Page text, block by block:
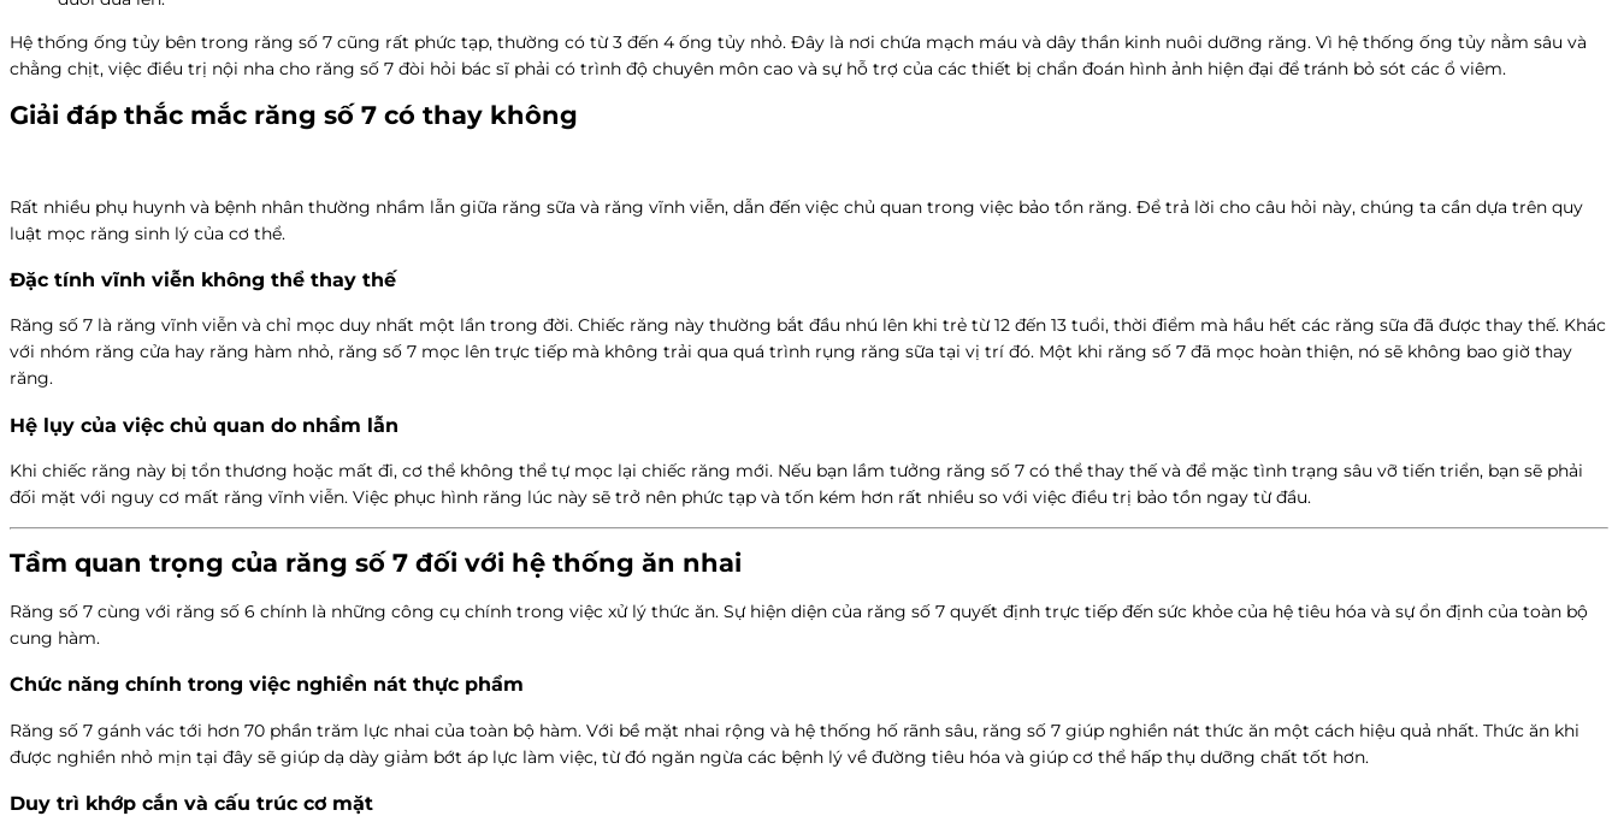
Hệ thống ống tủy bên trong răng số 7 cũng rất phức tạp, thường có từ 3 đến 4 ống tủy nhỏ. Đây là nơi chứa mạch máu và dây thần kinh nuôi dưỡng răng. Vì hệ thống ống tủy nằm sâu và
chằng chịt, việc điều trị nội nha cho răng số 7 đòi hỏi bác sĩ phải có trình độ chuyên môn cao và sự hỗ trợ của các thiết bị chẩn đoán hình ảnh hiện đại để tránh bỏ sót các ổ viêm.
Giải đáp thắc mắc răng số 7 có thay không
Rất nhiều phụ huynh và bệnh nhân thường nhầm lẫn giữa răng sữa và răng vĩnh viễn, dẫn đến việc chủ quan trong việc bảo tồn răng. Để trả lời cho câu hỏi này, chúng ta cần dựa trên quy
luật mọc răng sinh lý của cơ thể.
Đặc tính vĩnh viễn không thể thay thế
Răng số 7 là răng vĩnh viễn và chỉ mọc duy nhất một lần trong đời. Chiếc răng này thường bắt đầu nhú lên khi trẻ từ 12 đến 13 tuổi, thời điểm mà hầu hết các răng sữa đã được thay thế. Khác
với nhóm răng cửa hay răng hàm nhỏ, răng số 7 mọc lên trực tiếp mà không trải qua quá trình rụng răng sữa tại vị trí đó. Một khi răng số 7 đã mọc hoàn thiện, nó sẽ không bao giờ thay
răng.
Hệ lụy của việc chủ quan do nhầm lẫn
Khi chiếc răng này bị tổn thương hoặc mất đi, cơ thể không thể tự mọc lại chiếc răng mới. Nếu bạn lầm tưởng răng số 7 có thể thay thế và để mặc tình trạng sâu vỡ tiến triển, bạn sẽ phải
đối mặt với nguy cơ mất răng vĩnh viễn. Việc phục hình răng lúc này sẽ trở nên phức tạp và tốn kém hơn rất nhiều so với việc điều trị bảo tồn ngay từ đầu.
Tầm quan trọng của răng số 7 đối với hệ thống ăn nhai
Răng số 7 cùng với răng số 6 chính là những công cụ chính trong việc xử lý thức ăn. Sự hiện diện của răng số 7 quyết định trực tiếp đến sức khỏe của hệ tiêu hóa và sự ổn định của toàn bộ
cung hàm.
Chức năng chính trong việc nghiền nát thực phẩm
Răng số 7 gánh vác tới hơn 70 phần trăm lực nhai của toàn bộ hàm. Với bề mặt nhai rộng và hệ thống hố rãnh sâu, răng số 7 giúp nghiền nát thức ăn một cách hiệu quả nhất. Thức ăn khi
được nghiền nhỏ mịn tại đây sẽ giúp dạ dày giảm bớt áp lực làm việc, từ đó ngăn ngừa các bệnh lý về đường tiêu hóa và giúp cơ thể hấp thụ dưỡng chất tốt hơn.
Duy trì khớp cắn và cấu trúc cơ mặt